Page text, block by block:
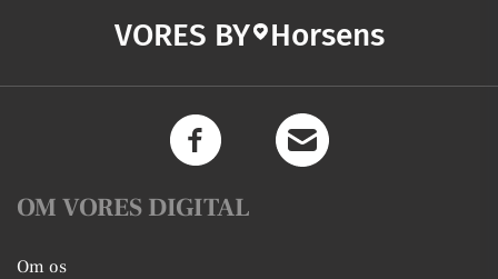
VORES BY Horsens
OM VORES DIGITAL
Om os